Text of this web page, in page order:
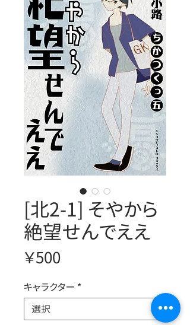
[北2-1] そやから
絶望せんでええ
￥500価
キャラクター *